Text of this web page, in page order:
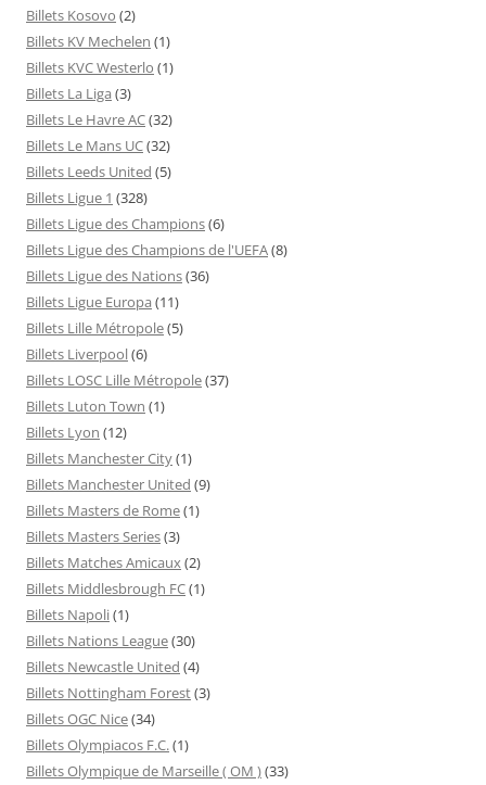
Billets Kosovo (2)
Billets KV Mechelen (1)
Billets KVC Westerlo (1)
Billets La Liga (3)
Billets Le Havre AC(32)
Billets Le Mans UC(32)
Billets Leeds United (5)
Billets Ligue 1 (328)
Billets Ligue des Champions(6)
Billets Ligue des Champions de l'UEFA(8)
Billets Ligue des Nations(36)
Billets Ligue Europa (11)
Billets Lille Métropole(5)
Billets Liverpool(6)
Billets LOSC Lille Métropole(37)
Billets Luton Town (1)
Billets Lyon (12)
Billets Manchester City(1)
Billets Manchester United (9)
Billets Masters de Rome(1)
Billets Masters Series(3)
Billets Matches Amicaux(2)
Billets Middlesbrough FC(1)
Billets Napoli(1)
Billets Nations League(30)
Billets Newcastle United (4)
Billets Nottingham Forest(3)
Billets OGC Nice(34)
Billets Olympiacos F.C.(1)
Billets Olympique de Marseille ( OM )(33)